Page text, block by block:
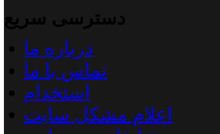
دسترسی سریع
درباره ما
تماس با ما
استخدام
اعلام مشکل سایت